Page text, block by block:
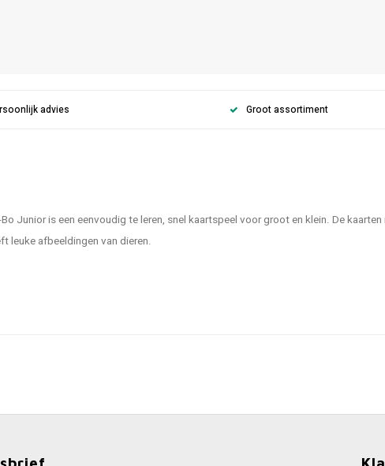
advies Groot assortiment
Junior is een eenvoudig te leren, snel kaartspeel voor groot en klein. De
leuke afbeeldingen van dieren.